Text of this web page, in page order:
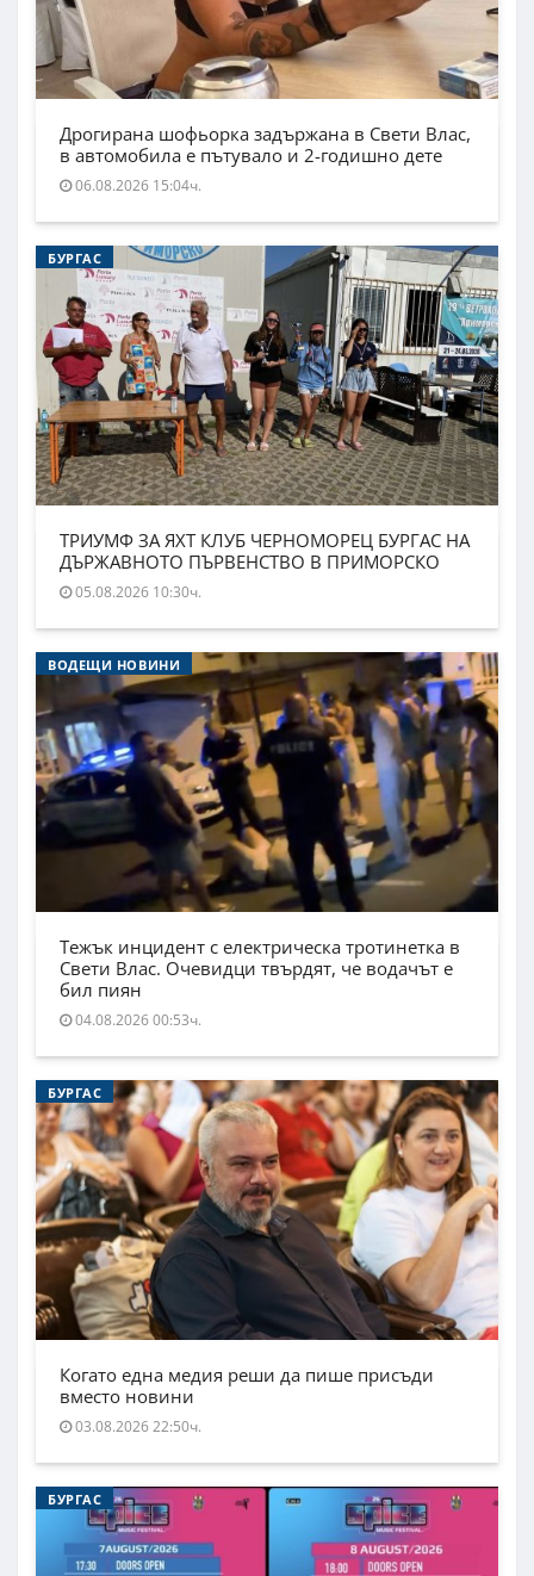
Дрогирана шофьорка задържана в Свети Влас,
в автомобила е пътувало и 2-годишно дете
06.08.2026 15:04ч.
БУРГАС
ТРИУМФ ЗА ЯХТ КЛУБ ЧЕРНОМОРЕЦ БУРГАС НА
ДЪРЖАВНОТО ПЪРВЕНСТВО В ПРИМОРСКО
05.08.2026 10:30ч.
ВОДЕЩИ НОВИНИ
Тежък инцидент с електрическа тротинетка в
Свети Влас. Очевидци твърдят, че водачът е
бил пиян
04.08.2026 00:53ч.
БУРГАС
Когато една медия реши да пише присъди
вместо новини
03.08.2026 22:50ч.
БУРГАС